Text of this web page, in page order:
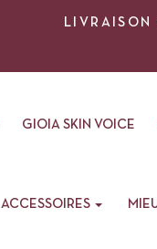
LIVRAISON
GIOIA SKIN VOICE
ACCESSOIRES